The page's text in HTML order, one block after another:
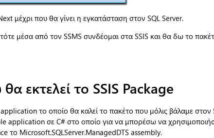
μέχρι που θα γίνει η εγκατάσταση στον SQL Server.
μέσα από τον SSMS συνδέομαι στα SSIS και θα δω το
εκτελεί το SSIS Package
το οποίο θα καλεί το πακέτο που μόλις βάλαμε στον
application σε C# στο οποίο για να μπορέσω να
το Microsoft.SQLServer.ManagedDTS assembly.